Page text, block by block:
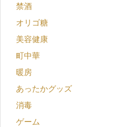
禁酒
オリゴ糖
美容健康
町中華
暖房
あったかグッズ
消毒
ゲーム